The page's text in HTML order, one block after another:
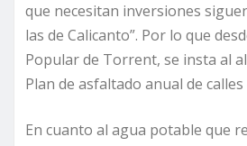
que necesitan inversiones
las de Calicanto”. Por lo que
Popular de Torrent, se insta al
Plan de asfaltado anual de
En cuanto al agua potable que